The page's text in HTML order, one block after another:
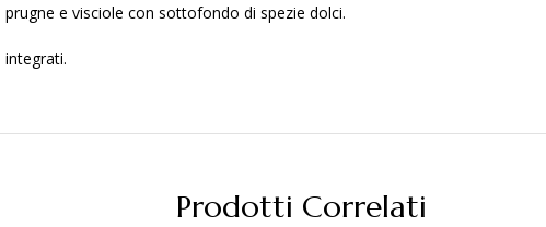
e visciole con sottofondo di spezie dolci.
Prodotti Correlati